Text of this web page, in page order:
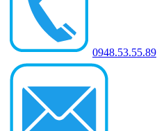
0948.53.55.89